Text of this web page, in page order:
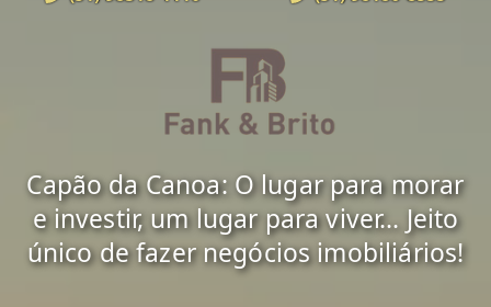
Capão da Canoa: O lugar para morar
e investir, um lugar para viver... Jeito
único de fazer negócios imobiliários!